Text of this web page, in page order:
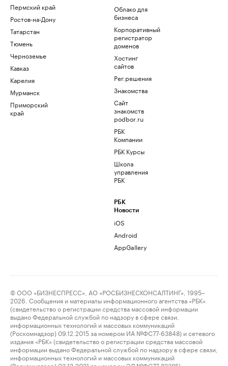
Пермский край
Ростов-на-Дону
Татарстан
Тюмень
Черноземье
Кавказ
Карелия
Мурманск
Приморский
край
Облако для
бизнеса
Корпоративный
регистратор
доменов
Хостинг
сайтов
Рег.решения
Знакомства
Сайт
знакомств
podbor.ru
РБК
Компании
РБК Курсы
Школа
управления
РБК
РБК
Новости
iOS
Android
AppGallery
© ООО «БИЗНЕСПРЕСС», АО «РОСБИЗНЕСКОНСАЛТИНГ», 1995–
2026. Сообщения и материалы информационного агентства «РБК»
(свидетельство о регистрации средства массовой информации
выдано Федеральной службой по надзору в сфере связи,
информационных технологий и массовых коммуникаций
(Роскомнадзор) 09.12.2015 за номером ИА №ФС77-63848) и сетевого
издания «РБК» (свидетельство о регистрации средства массовой
информации выдано Федеральной службой по надзору в сфере связи,
информационных технологий и массовых коммуникаций